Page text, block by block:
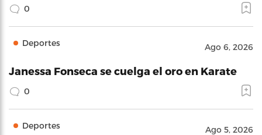
0
Deportes Ago 6, 2026
Janessa Fonseca se cuelga el oro en Karate
0
Deportes Ago 5, 2026